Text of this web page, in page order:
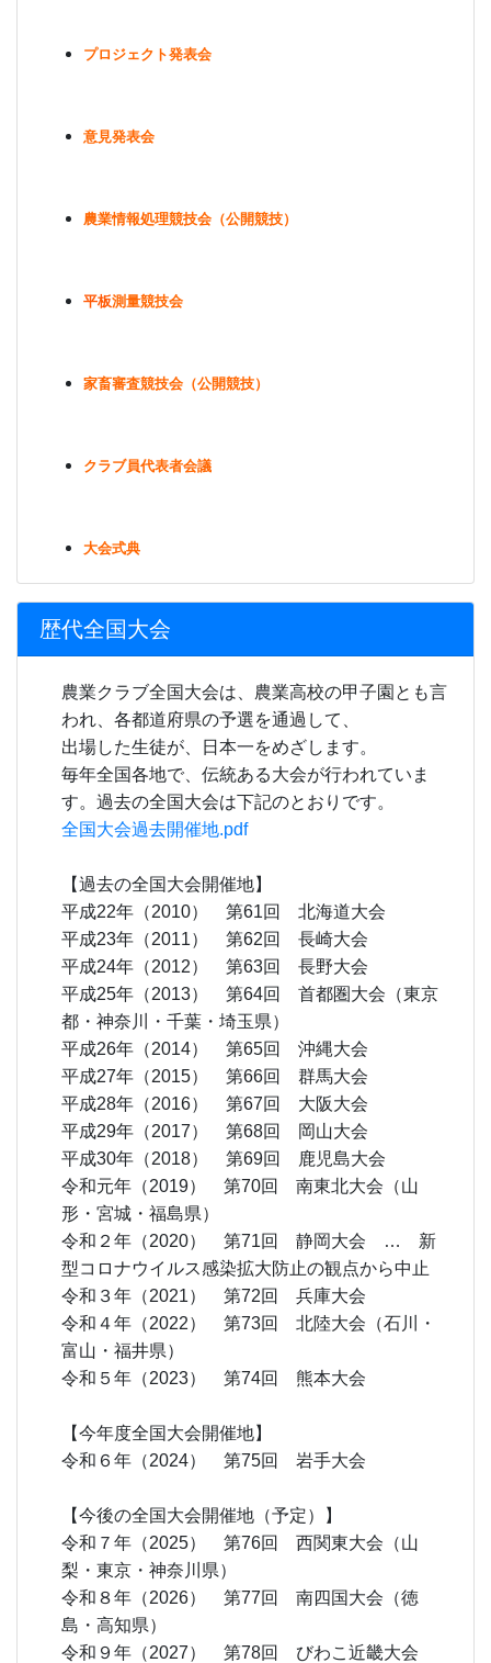
プロジェクト発表会
意見発表会
農業情報処理競技会（公開競技）
平板測量競技会
家畜審査競技会（公開競技）
クラブ員代表者会議
大会式典
歴代全国大会
農業クラブ全国大会は、農業高校の甲子園とも言
われ、各都道府県の予選を通過して、
出場した生徒が、日本一をめざします。
毎年全国各地で、伝統ある大会が行われていま
す。過去の全国大会は下記のとおりです。
全国大会過去開催地.pdf
【過去の全国大会開催地】
平成22年（2010） 第61回 北海道大会
平成23年（2011） 第62回 長崎大会
平成24年（2012） 第63回 長野大会
平成25年（2013） 第64回 首都圏大会（東京
都・神奈川・千葉・埼玉県）
平成26年（2014） 第65回 沖縄大会
平成27年（2015） 第66回 群馬大会
平成28年（2016） 第67回 大阪大会
平成29年（2017） 第68回 岡山大会
平成30年（2018） 第69回 鹿児島大会
令和元年（2019） 第70回 南東北大会（山
形・宮城・福島県）
令和２年（2020） 第71回 静岡大会 … 新
型コロナウイルス感染拡大防止の観点から中止
令和３年（2021） 第72回 兵庫大会
令和４年（2022） 第73回 北陸大会（石川・
富山・福井県）
令和５年（2023） 第74回 熊本大会
【今年度全国大会開催地】
令和６年（2024） 第75回 岩手大会
【今後の全国大会開催地（予定）】
令和７年（2025） 第76回 西関東大会（山
梨・東京・神奈川県）
令和８年（2026） 第77回 南四国大会（徳
島・高知県）
令和９年（2027） 第78回 びわこ近畿大会